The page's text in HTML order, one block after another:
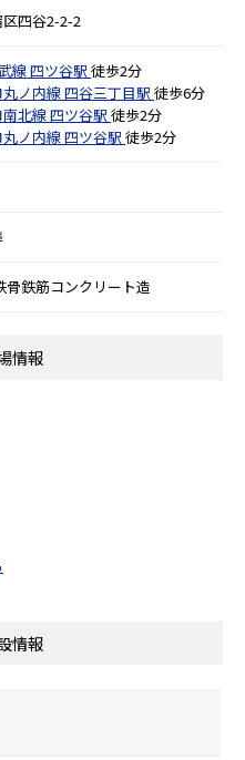
四谷2-2-2
線四ツ谷駅 徒歩2分
ノ内線四谷三丁目駅 徒歩6分
北線四ツ谷駅 徒歩2分
ノ内線四ツ谷駅 徒歩2分
鉄筋コンクリート造
情報
情報